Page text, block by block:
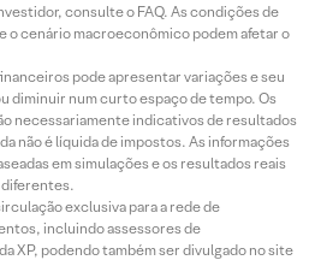
consulte o FAQ. As condições de
o cenário macroeconômico podem afetar o
pode apresentar variações e seu
diminuir num curto espaço de tempo. Os
necessariamente indicativos de resultados
não é líquida de impostos. As informações
em simulações e os resultados reais
exclusiva para a rede de
incluindo assessores de
XP, podendo também ser divulgado no site